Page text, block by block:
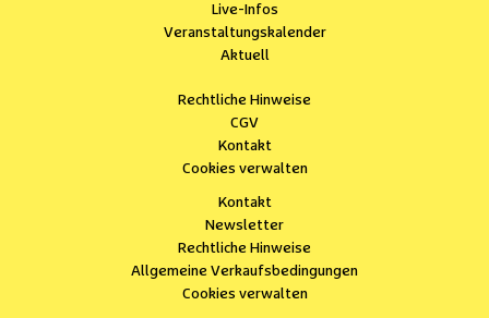
Live-Infos
Veranstaltungskalender
Aktuell
Rechtliche Hinweise
CGV
Kontakt
Cookies verwalten
Kontakt
Newsletter
Rechtliche Hinweise
Allgemeine Verkaufsbedingungen
Cookies verwalten